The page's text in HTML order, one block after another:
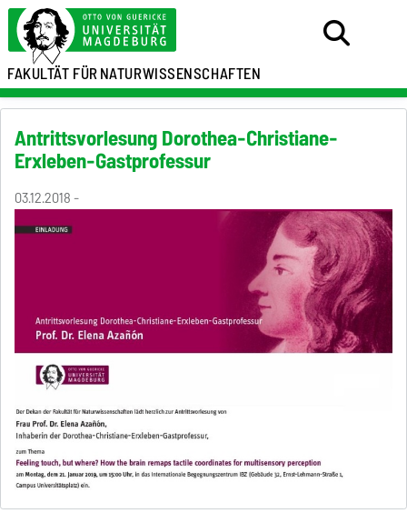
FAKULTÄT FÜRNATURWISSENSCHAFTEN
Antrittsvorlesung Dorothea-Christiane-
Erxleben-Gastprofessur
03.12.2018 -